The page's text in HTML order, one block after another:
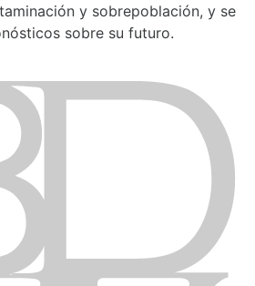
y sobrepoblación, y se
sobre su futuro.